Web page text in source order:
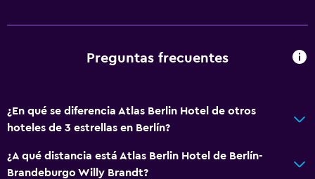
Preguntas frecuentes
¿En qué se diferencia Atlas Berlin Hotel de otros
hoteles de 3 estrellas en Berlín?
¿A qué distancia está Atlas Berlin Hotel de Berlín-
Brandeburgo Willy Brandt?